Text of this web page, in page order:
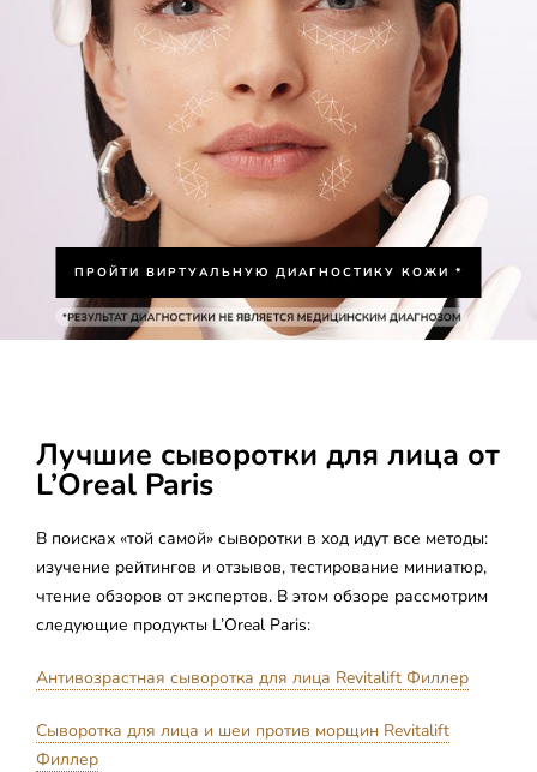
ПРОЙТИ ВИРТУАЛЬНУЮ ДИАГНОСТИКУ КОЖИ *
Лучшие сыворотки для лица от
L’Oreal Paris
В поисках «той самой» сыворотки в ход идут все методы:
изучение рейтингов и отзывов, тестирование миниатюр,
чтение обзоров от экспертов. В этом обзоре рассмотрим
следующие продукты L’Oreal Paris:
Антивозрастная сыворотка для лица Revitalift Филлер
Сыворотка для лица и шеи против морщин Revitalift
Филлер